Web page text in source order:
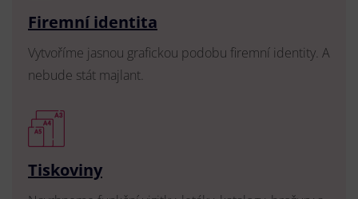
Firemní identita
Vytvoříme jasnou grafickou podobu firemní identity. A
nebude stát majlant.
Tiskoviny